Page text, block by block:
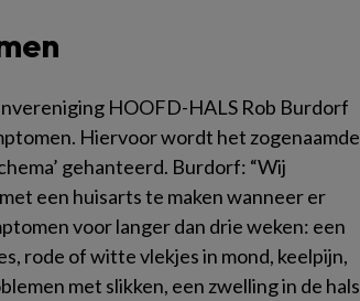
HOOFD-HALS Rob Burdorf
Hiervoor wordt het zogenaamde
gehanteerd. Burdorf: “Wij
een huisarts te maken wanneer er
voor langer dan drie weken: een
rode of witte vlekjes in mond, keelpijn,
met slikken, een zwelling in de hals